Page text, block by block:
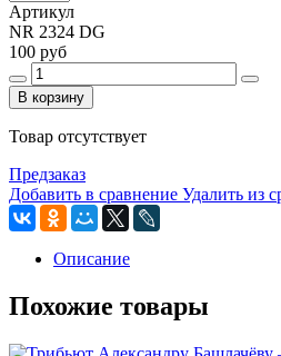
Артикул
NR 2324 DG
100 руб
В корзину
Товар отсутствует
Предзаказ
Добавить в сравнение Удалить из
Описание
Похожие товары